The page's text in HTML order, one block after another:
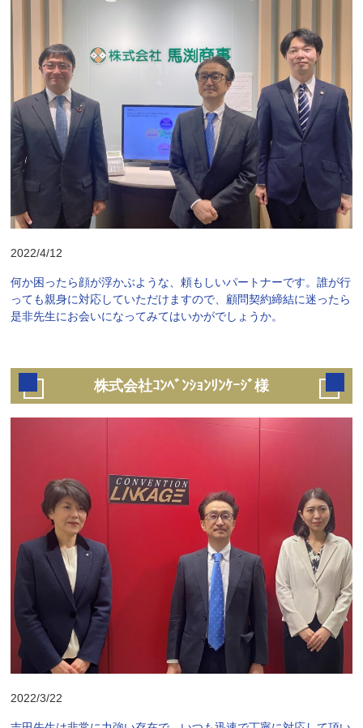
2022/4/12
何か困ったら顔が浮かぶような、頼もしいパートナーです。誰が行
っても親身に対応していただけますので、顧問契約締結に迷ったら
是非先生にお会いになってみてはいかがでしょうか。
株式会社ｺﾝﾍﾞﾝｼｮﾝﾘﾝｹｰｼﾞ様
2022/3/22